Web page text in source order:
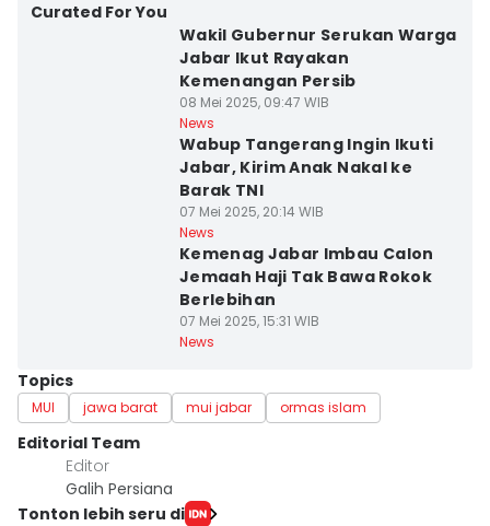
Curated For You
Wakil Gubernur Serukan Warga
Jabar Ikut Rayakan
Kemenangan Persib
08 Mei 2025, 09:47 WIB
News
Wabup Tangerang Ingin Ikuti
Jabar, Kirim Anak Nakal ke
Barak TNI
07 Mei 2025, 20:14 WIB
News
Kemenag Jabar Imbau Calon
Jemaah Haji Tak Bawa Rokok
Berlebihan
07 Mei 2025, 15:31 WIB
News
Topics
MUI jawa barat mui jabar ormas islam
Editorial Team
Editor
Galih Persiana
Tonton lebih seru di